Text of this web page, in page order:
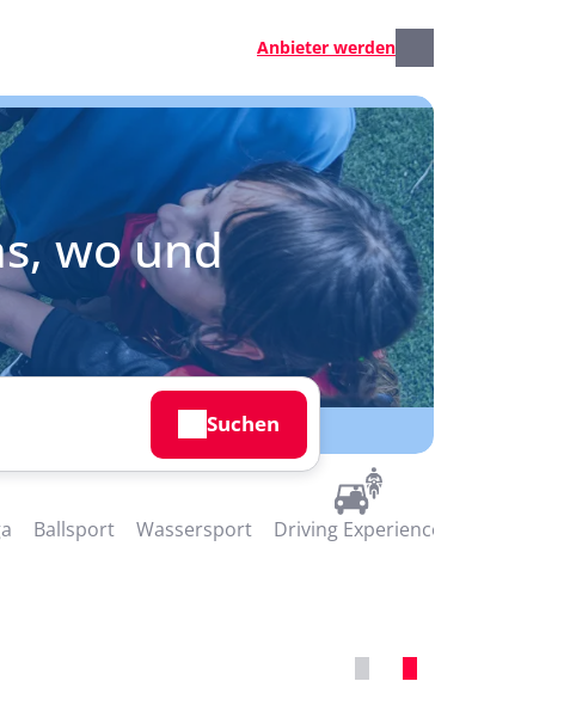
Anbieter werden
wo und
Suchen
Ballsport Wassersport Driving Experience